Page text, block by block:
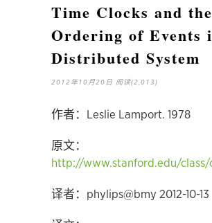
Time Clocks and the
Ordering of Events
Distributed System
2012年10月20日 阅读(2,013)
作者：Leslie Lamport. 1978
原文：
http://www.stanford.edu/
译者：phylips@bmy 2012-10-13